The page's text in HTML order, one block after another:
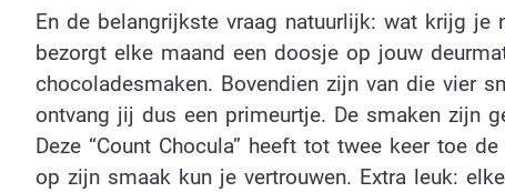
En de belangrijkste vraag natuurlijk: wat krijg je
bezorgt elke maand een doosje op jouw
chocoladesmaken. Bovendien zijn van die vier
ontvang jij dus een primeurtje. De smaken zijn
Deze “Count Chocula” heeft tot twee keer toe
op zijn smaak kun je vertrouwen. Extra leuk: